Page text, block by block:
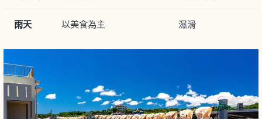
雨天 以美食為主 濕滑